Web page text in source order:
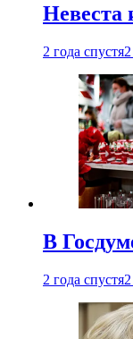
Невеста
2 года спустя
В
2 года спустя